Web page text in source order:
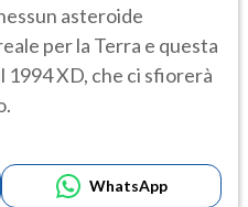
asteroide
per la Terra e questa
1994 XD, che ci sfiorerà
WhatsApp